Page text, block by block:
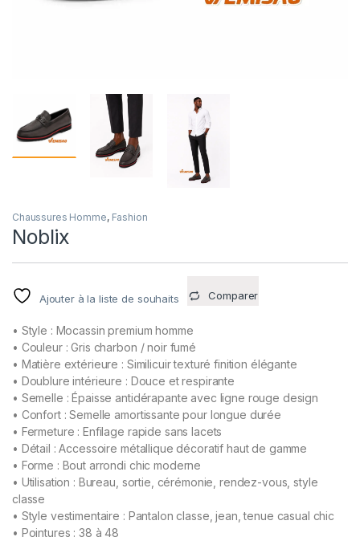
Chaussures Homme, Fashion
Noblix
Ajouter à la liste de souhaits Comparer
• Style : Mocassin premium homme
• Couleur : Gris charbon / noir fumé
• Matière extérieure : Similicuir texturé finition élégante
• Doublure intérieure : Douce et respirante
• Semelle : Épaisse antidérapante avec ligne rouge design
• Confort : Semelle amortissante pour longue durée
• Fermeture : Enfilage rapide sans lacets
• Détail : Accessoire métallique décoratif haut de gamme
• Forme : Bout arrondi chic moderne
• Utilisation : Bureau, sortie, cérémonie, rendez-vous, style
classe
• Style vestimentaire : Pantalon classe, jean, tenue casual chic
• Pointures : 38 à 48